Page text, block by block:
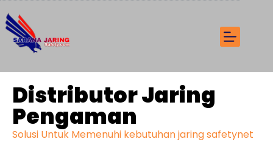
Distributor Jaring
Pengaman
Solusi Untuk Memenuhi kebutuhan jaring safetynet